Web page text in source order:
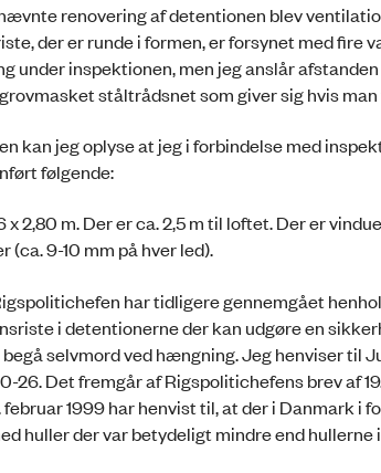
renovering af detentionen blev
der er runde i formen, er forsynet med fire
under inspektionen, men jeg anslår
ståltrådsnet som giver sig hvis
kan jeg oplyse at jeg i forbindelse med
følgende:
x 2,80 m. Der er ca. 2,5 m til loftet. Der er
(ca. 9-10 mm på hver led).
har tidligere gennemgået
i detentionerne der kan udgøre en
selvmord ved hængning. Jeg henviser til
26. Det fremgår af Rigspolitichefens brev af
1999 har henvist til, at der i Danmark i
huller der var betydeligt mindre end